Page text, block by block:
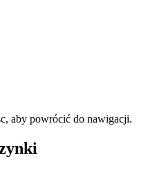
aby powrócić do nawigacji.